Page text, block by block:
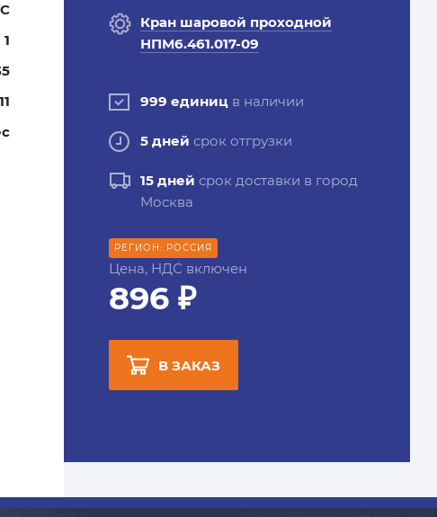
1
Кран шаровой проходной
НПМ6.461.017-09
999 единиц в наличии
5 дней срок отгрузки
15 дней срок доставки в город
Москва
РЕГИОН: РОССИЯ
Цена, НДС включен
896 ₽
В ЗАКАЗ